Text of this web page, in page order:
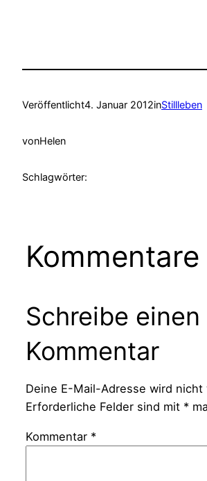
Veröffentlicht4. Januar 2012inStillleben
vonHelen
Schlagwörter:
Kommentare
Schreibe einen
Kommentar
Deine E-Mail-Adresse wird
Erforderliche Felder sind mit *
Kommentar *